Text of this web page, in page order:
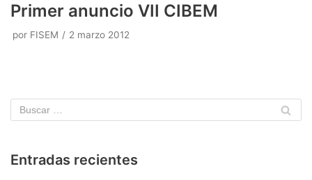
Primer anuncio VII CIBEM
por FISEM 2 marzo 2012
Entradas recientes